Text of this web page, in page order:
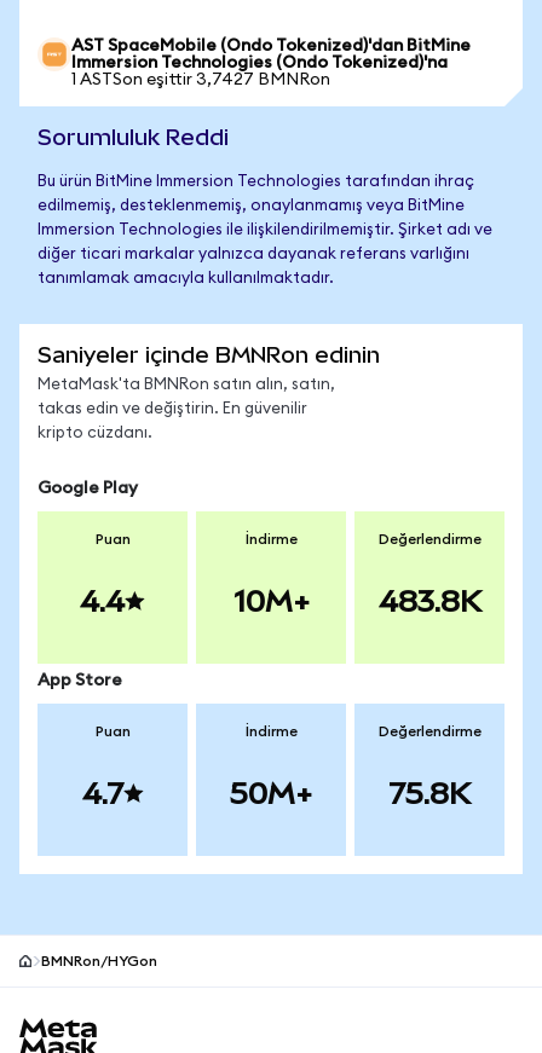
AST SpaceMobile (Ondo Tokenized)'dan BitMine
Immersion Technologies (Ondo Tokenized)'na
1 ASTSon eşittir 3,7427 BMNRon
Sorumluluk Reddi
Bu ürün BitMine Immersion Technologies tarafından ihraç
edilmemiş, desteklenmemiş, onaylanmamış veya BitMine
Immersion Technologies ile ilişkilendirilmemiştir. Şirket adı ve
diğer ticari markalar yalnızca dayanak referans varlığını
tanımlamak amacıyla kullanılmaktadır.
Saniyeler içinde BMNRon edinin
MetaMask'ta BMNRon satın alın, satın,
takas edin ve değiştirin. En güvenilir
kripto cüzdanı.
Google Play
Puan
4.4
İndirme
10M+
Değerlendirme
483.8K
App Store
Puan
4.7
İndirme
50M+
Değerlendirme
75.8K
BMNRon/HYGon